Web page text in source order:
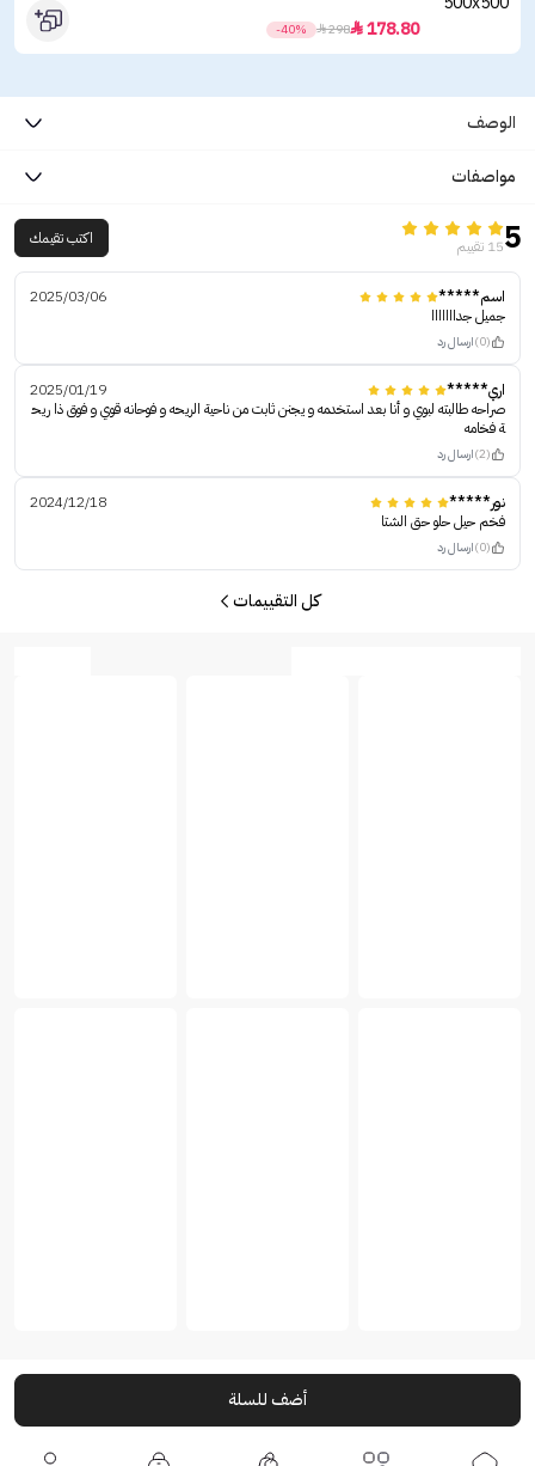
178.80

298

-40%
الوصف
مواصفات
515 تقييم اكتب تقيمك
اسم*****
2025/03/06
جميل جدااااااا
(0) ارسال رد
اري*****
2025/01/19
صراحه طالبته لبوي و أنا بعد استخدمه و يجنن ثابت من ناحية الريحه و فوحانه قوي و فوق ذا ريح
ة فخامه
(2) ارسال رد
نور*****
2024/12/18
فخم حيل حلو حق الشتا
(0) ارسال رد
كل التقييمات
أضف للسلة